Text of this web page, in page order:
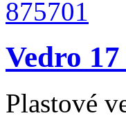
Vedro
Plastové